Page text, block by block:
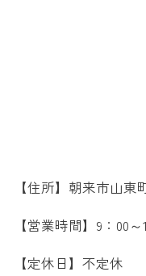
【住所】朝来市山東
【営業時間】9：00
【定休日】不定休